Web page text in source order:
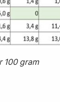
100 gram